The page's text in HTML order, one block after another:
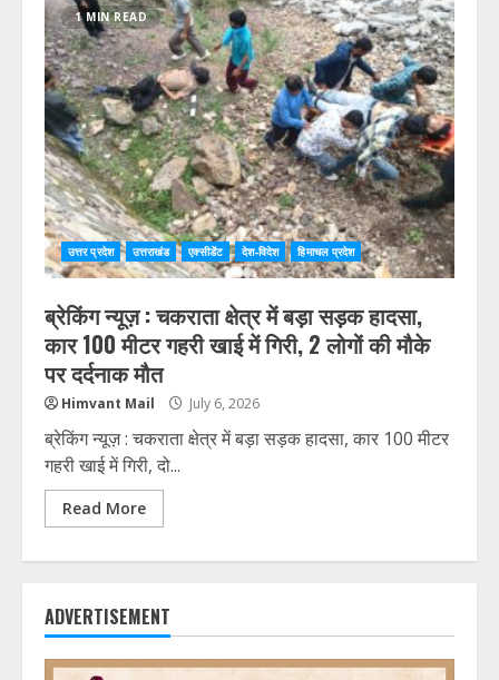
1 MIN READ
उत्तर प्रदेश उत्तराखंड एक्सीडेंट देश-विदेश हिमाचल प्रदेश
ब्रेकिंग न्यूज़ : चकराता क्षेत्र में बड़ा सड़क हादसा,
कार 100 मीटर गहरी खाई में गिरी, 2 लोगों की मौके
पर दर्दनाक मौत
Himvant Mail July 6, 2026
ब्रेकिंग न्यूज़ : चकराता क्षेत्र में बड़ा सड़क हादसा, कार 100 मीटर
गहरी खाई में गिरी, दो...
Read More
ADVERTISEMENT